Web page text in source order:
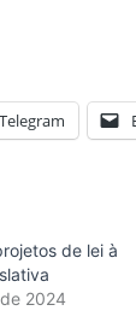
Telegram
de lei à
2024